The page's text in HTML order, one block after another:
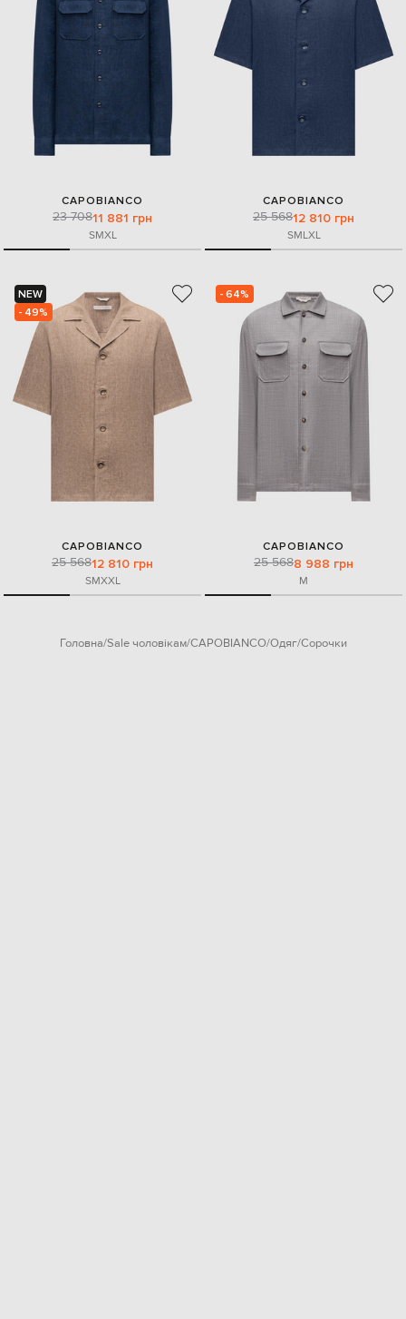
CAPOBIANCO
23 70811 881 грн
SMXL
CAPOBIANCO
25 56812 810 грн
SMLXL
NEW
- 49%
CAPOBIANCO
25 56812 810 грн
SMXXL
- 64%
CAPOBIANCO
25 5688 988 грн
M
Головна Sale чоловікам CAPOBIANCO Одяг Сорочки